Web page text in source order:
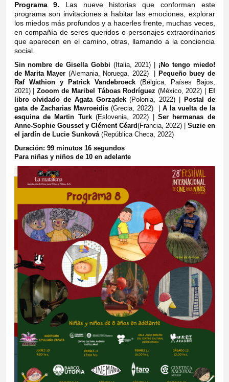
Programa 9. Las nueve historias que conforman este
programa son invitaciones a habitar las emociones, explorar
los miedos más profundos y a hacerles frente, muchas veces,
en compañía de seres queridos o personajes extraordinarios
que aparecen en el camino, otras, llamando a la conciencia
social.
Sin nombre de Gisella Gobbi (Italia, 2021) | ¡No tengo miedo!
de Marita Mayer (Alemania, Noruega, 2022) |
Pequeño buey de
Raf Wathion y Patrick Vandebroeck(Bélgica, Países Bajos,
2021) | Zooom de Maribel Táboas Rodríguez (México, 2022) |
El
libro olvidado de Agata Gorządek(Polonia, 2022) |
Postal de
gata de Zacharias Mavroeidis(Grecia, 2022) | A la vuelta de la
esquina de Martin Turk(Eslovenia, 2022) | Ser hermanas de
Anne-Sophie Gousset y Clément Céard(Francia, 2022)
Suzie en
el jardín de Lucie Sunková(República Checa, 2022)
Duración: 99 minutos 16 segundos
Para niñas y niños de 10 en adelante